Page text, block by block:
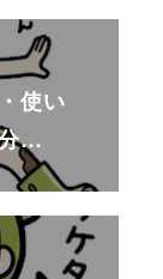
使い
…